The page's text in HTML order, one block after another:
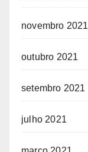
novembro 2021
outubro 2021
setembro 2021
julho 2021